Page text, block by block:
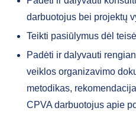
darbuotojus bei projektų
Teikti pasiūlymus dėl
Padėti ir dalyvauti
veiklos organizavimo
metodikas,
CPVA darbuotojus apie